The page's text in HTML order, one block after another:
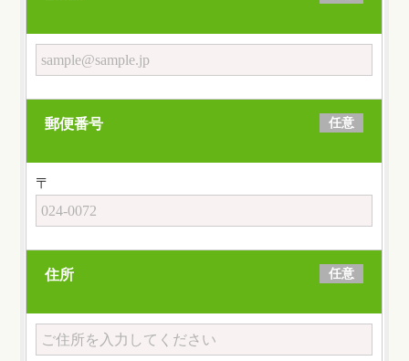
郵便番号 任意
〒
住所 任意